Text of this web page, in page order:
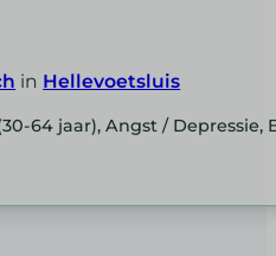
in Hellevoetsluis
64 jaar), Angst / Depressie,